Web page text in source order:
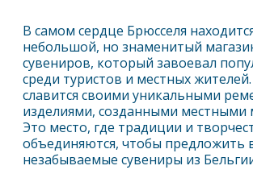
В самом сердце Брюсселя
небольшой, но знаменитый
сувениров, который завоевал
среди туристов и местных
славится своими уникальными
изделиями, созданными местными
Это место, где традиции и
объединяются, чтобы предложить
незабываемые сувениры из